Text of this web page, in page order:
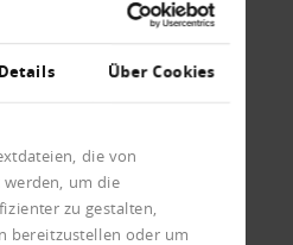
Details Über Cookies
die von
um die
zu gestalten,
bereitzustellen oder um
Ihnen zur Verfügung